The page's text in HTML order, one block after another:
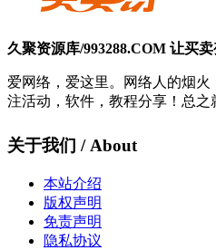
久聚资源库/993288.COM 让买
爱网络，爱这里。网络人的烟
注活动，软件，教程分享！总之
关于我们 / About
本站介绍
版权声明
免责声明
隐私协议